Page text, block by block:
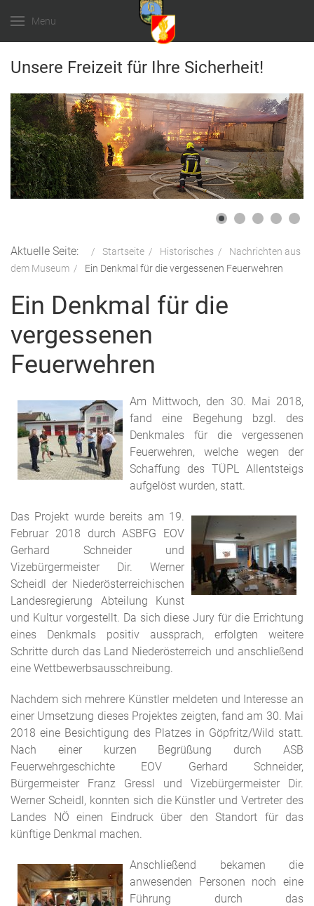
Menu
Unsere Freizeit für Ihre Sicherheit!
Aktuelle Seite: Startseite Historisches
Nachrichten aus
dem Museum
Ein Denkmal für die vergessenen Feuerwehren
Ein Denkmal für die
vergessenen
Feuerwehren
Am Mittwoch, den 30. Mai 2018,
fand eine Begehung bzgl. des
Denkmales für die vergessenen
Feuerwehren, welche wegen der
Schaffung des TÜPL Allentsteigs
aufgelöst wurden, statt.
Das Projekt wurde bereits am 19.
Februar 2018 durch ASBFG EOV
Gerhard Schneider und
Vizebürgermeister Dir. Werner
Scheidl der Niederösterreichischen
Landesregierung Abteilung Kunst
und Kultur vorgestellt. Da sich diese Jury für die Errichtung
eines Denkmals positiv aussprach, erfolgten weitere
Schritte durch das Land Niederösterreich und anschließend
eine Wettbewerbsausschreibung.
Nachdem sich mehrere Künstler meldeten und Interesse an
einer Umsetzung dieses Projektes zeigten, fand am 30. Mai
2018 eine Besichtigung des Platzes in Göpfritz/Wild statt.
Nach einer kurzen Begrüßung durch ASB
Feuerwehrgeschichte EOV Gerhard Schneider,
Bürgermeister Franz Gressl und Vizebürgermeister Dir.
Werner Scheidl, konnten sich die Künstler und Vertreter des
Landes NÖ einen Eindruck über den Standort für das
künftige Denkmal machen.
Anschließend bekamen die
anwesenden Personen noch eine
Führung durch das